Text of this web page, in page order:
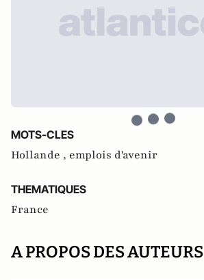
MOTS-CLES
Hollande , emplois d'avenir
THEMATIQUES
France
A PROPOS DES AUTEURS